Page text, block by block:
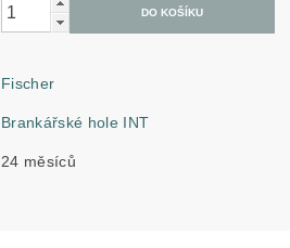
Fischer
Brankářské hole INT
24 měsíců